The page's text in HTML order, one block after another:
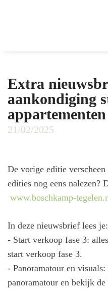
Extra
aankondiging
appartementen
21/02/2025
De vorige editie
edities nog eens nalezen?
www.boschkamp-
In deze nieuwsbrief lees je:
- Start verkoop fase 3:
start verkoop fase 3.
- Panoramatour en
panoramatour en bekijk